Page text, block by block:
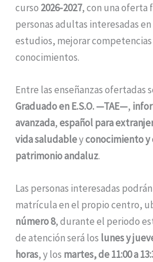
curso 2026-2027, con una oferta
personas adultas interesadas
estudios, mejorar
conocimientos.
Entre las enseñanzas ofertadas
Graduado en E.S.O. —TAE—,
avanzada,español para
vida saludableyconocimiento y
patrimonio andaluz.
Las personas interesadas
matrícula en el propio centro,
número 8, durante el periodo
de atención será los lunes y
horas, y los martes, de 11:00 a